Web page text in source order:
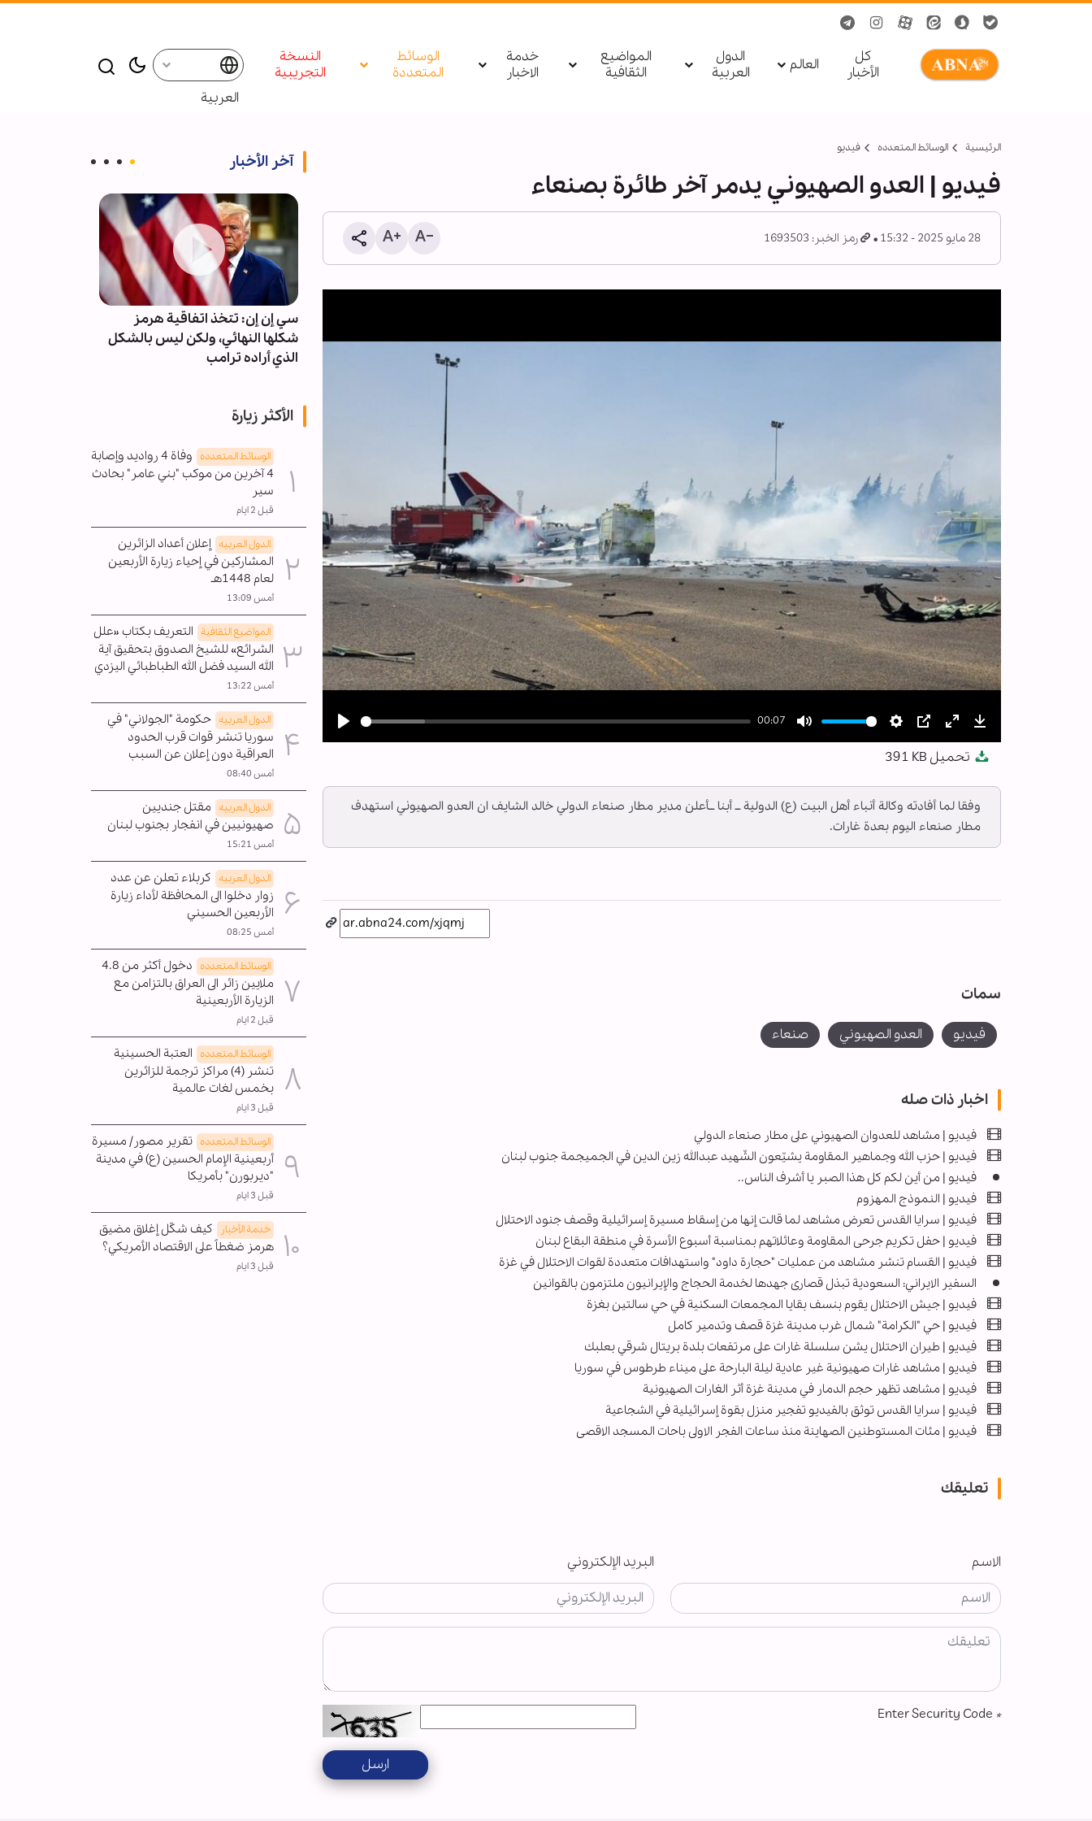
کل
الأخبار
العالم
الدول
العربیة
المواضيع
الثقافية
خدمة
الاخبار
الوسائط
المتعددة
النسخة
التجريبية
العربية
الرئيسية الوسائط المتعدده فیدیو
فیديو | العدو الصهيوني يدمر آخر طائرة بصنعاء
28 مايو 2025 - 15:32 رمز الخبر: 1693503
Play
00:07
Mute Settings
PIP Enter
fullscreen
Download
تحميل 391 KB
وفقا لما أفادته وكالة أنباء أهل البيت (ع) الدولية ــ أبنا ــأعلن مدير مطار صنعاء الدولي خالد الشايف ان العدو الصهيوني استهدف
مطار صنعاء اليوم بعدة غارات.
سمات
فیدیو العدو الصهيوني صنعاء
اخبار ذات صله
فيديو | مشاهد للعدوان الصهيوني على مطار صنعاء الدولي
فيديو | حزب الله وجماهير المقاومة يشيّعون الشّهيد عبدالله زين الدين في الجميجمة جنوب لبنان
فيديو | من أين لكم كل هذا الصبر يا أشرف الناس..
فيديو | النموذج المهزوم
فيديو | سرايا القدس تعرض مشاهد لما قالت إنها من إسقاط مسيرة إسرائيلية وقصف جنود الاحتلال
فیديو | حفل تكريم جرحى المقاومة وعائلاتهم بمناسبة أسبوع الأسرة في منطقة البقاع لبنان
فيديو | القسام تنشر مشاهد من عمليات "حجارة داود" واستهدافات متعددة لقوات الاحتلال في غزة
السفیر الایراني: السعودية تبذل قصارى جهدها لخدمة الحجاج والإيرانيون ملتزمون بالقوانين
فيديو | جیش الاحتلال یقوم بنسف بقایا المجمعات السکنیة في حي سالتين بغزة
فيديو | حي "الكرامة" شمال غرب مدينة غزة قصف وتدمير كامل
فيديو | طيران الاحتلال يشن سلسلة غارات على مرتفعات بلدة بريتال شرقي بعلبك
فيديو | مشاهد غارات صهيونية غير عادية ليلة البارحة على ميناء طرطوس في سوريا
فيديو | مشاهد تظهر حجم الدمار في مدينة غزة أثر الغارات الصهيونية
فيديو | سرايا القدس توثق بالفيديو تفجير منزل بقوة إسرائيلية في الشجاعية
فيديو | مئات المستوطنين الصهاينة منذ ساعات الفجر الاولى باحات المسجد الاقصى
تعليقك
الاسم البريد الإلكتروني
*
ارسل
آخر الأخبار
يواصلون تقديم خدماتهم للزائرين
بعد انتهاء زيارة الأربعين
سي إن إن: تتخذ اتفاقية هرمز
شكلها النهائي، ولكن ليس بالشكل
الذي أراده ترامب
الأكثر زيارة
الوسائط المتعدده
وفاة 4 رواديد وإصابة
4 آخرين من موكب "بني عامر" بحادث
سير
قبل 2 ايام
الدول العربیه إعلان أعداد الزائرين
المشاركين في إحياء زيارة الأربعين
لعام 1448هـ
أمس 13:09
المواضیع الثقافية التعريف بكتاب «علل
الشرائع» للشيخ الصدوق بتحقيق آية
الله السيد فضل الله الطباطبائي اليزدي
أمس 13:22
الدول العربیه حكومة "الجولاني" في
سوريا تنشر قوات قرب الحدود
العراقية دون إعلان عن السبب
أمس 08:40
الدول العربیه مقتل جنديين
صهيونيين في انفجار بجنوب لبنان
أمس 15:21
الدول العربیه كربلاء تعلن عن عدد
زوار دخلوا الى المحافظة لأداء زيارة
الأربعين الحسيني
أمس 08:25
الوسائط المتعدده
دخول أكثر من 4.8
ملايين زائر الى العراق بالتزامن مع
الزيارة الأربعينية
قبل 2 ايام
الوسائط المتعدده العتبة الحسينية
تنشر (4) مراكز ترجمة للزائرين
بخمس لغات عالمية
قبل 3 ايام
الوسائط المتعدده تقرير مصور/ مسيرة
أربعينية الإمام الحسين (ع) في مدينة
"ديربورن" بأمريكا
قبل 3 ايام
خدمة الأخبار
كيف شكّل إغلاق مضيق
هرمز ضغطاً على الاقتصاد الأمريكي؟
قبل 3 ايام